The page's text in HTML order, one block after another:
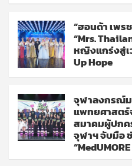
“ฮอนด้า เพร
“Mrs.
หญิงแกร่งสู่เ
Up Hope
จุฬาลงกรณ์
แพทยศาสต
สมาคมผู้ปกค
จุฬาฯ จับมือ